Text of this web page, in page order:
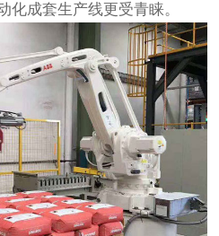
化成套生产线更受青睐。